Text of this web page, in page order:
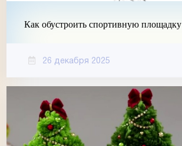
Как обустроить спортивную площадку
26 декабря 2025